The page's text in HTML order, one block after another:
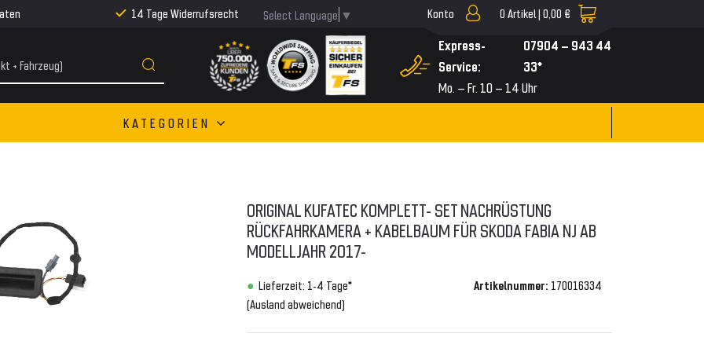
14 Tage Widerrufsrecht Select Language ▼ Konto 0 Artikel | 0,00 €
Express-
Service:
07904 – 943 44
33*
Mo. – Fr. 10 – 14 Uhr
KATEGORIEN
ORIGINAL KUFATEC KOMPLETT- SET NACHRÜSTUNG
RÜCKFAHRKAMERA + KABELBAUM FÜR SKODA FABIA NJ AB
MODELLJAHR 2017-
Lieferzeit: 1-4 Tage*
(Ausland abweichend)
Artikelnummer: 170016334